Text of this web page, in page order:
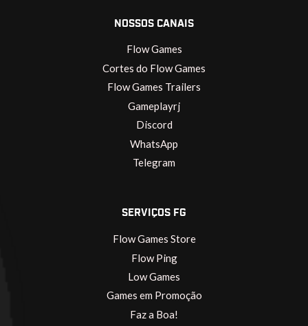
NOSSOS CANAIS
Flow Games
Cortes do Flow Games
Flow Games Trailers
Gameplayrj
Discord
WhatsApp
Telegram
SERVIÇOS FG
Flow Games Store
Flow Ping
Low Games
Games em Promoção
Faz a Boa!